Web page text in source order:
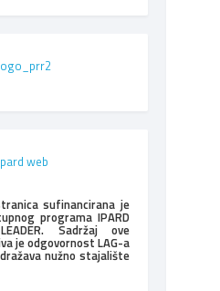
sufinancirana je
programa IPARD
Sadržaj ove
je odgovornost LAG-a
nužno stajalište